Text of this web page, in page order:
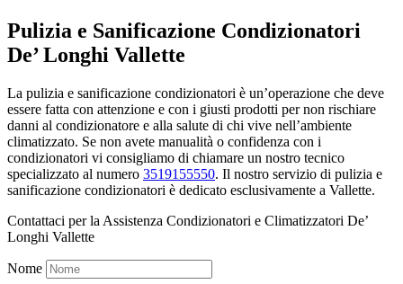
Pulizia e Sanificazione Condizionatori
De’ Longhi Vallette
La pulizia e sanificazione condizionatori è un’operazione che deve
essere fatta con attenzione e con i giusti prodotti per non rischiare
danni al condizionatore e alla salute di chi vive nell’ambiente
climatizzato. Se non avete manualità o confidenza con i
condizionatori vi consigliamo di chiamare un nostro tecnico
specializzato al numero 3519155550. Il nostro servizio di pulizia e
sanificazione condizionatori è dedicato esclusivamente a Vallette.
Contattaci per la Assistenza Condizionatori e Climatizzatori De’
Longhi Vallette
Nome